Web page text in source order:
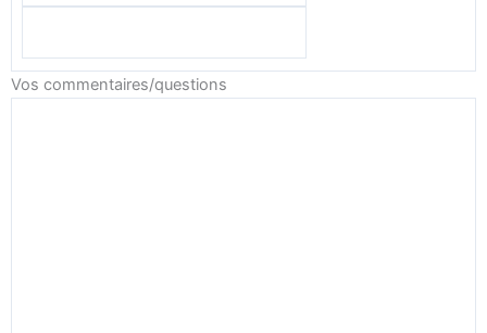
Vos commentaires/questions